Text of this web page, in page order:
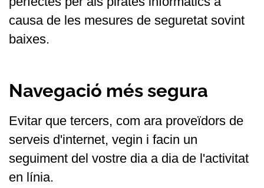
causa de les mesures de seguretat sovint
baixes.
Navegació més segura
Evitar que tercers, com ara proveïdors de
serveis d'internet, vegin i facin un
seguiment del vostre dia a dia de l'activitat
en línia.